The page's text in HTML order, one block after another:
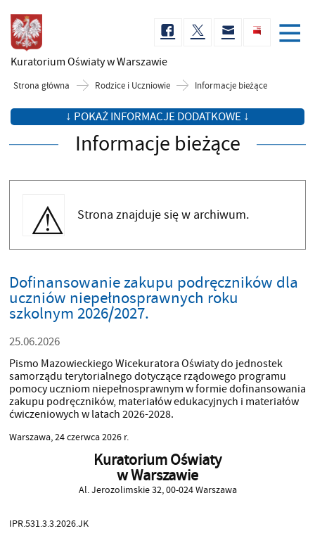
Kuratorium Oświatyw Warszawie
Strona główna Rodzice i Uczniowie Informacje bieżące
↓ POKAŻ INFORMACJE DODATKOWE ↓
Informacje bieżące
Strona znajduje się w archiwum.
Dofinansowanie zakupu podręczników dla
uczniów niepełnosprawnych roku
szkolnym 2026/2027.
25.06.2026
Pismo Mazowieckiego Wicekuratora Oświaty do jednostek
samorządu terytorialnego dotyczące rządowego programu
pomocy uczniom niepełnosprawnym w formie dofinansowania
zakupu podręczników, materiałów edukacyjnych i materiałów
ćwiczeniowych w latach 2026-2028.
Warszawa, 24 czerwca 2026 r.
Kuratorium Oświaty
w Warszawie
Al. Jerozolimskie 32, 00-024 Warszawa
IPR.531.3.3.2026.JK